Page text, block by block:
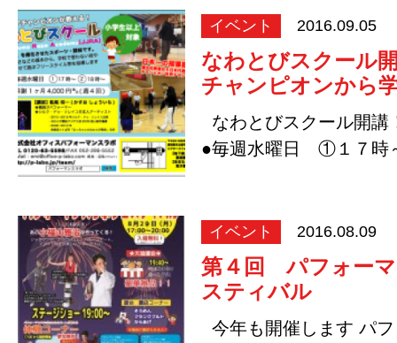
イベント 2016.09.05
なわとびスクール
チャンピオンから
なわとびスクール開
●毎週水曜日 ①１７時
イベント 2016.08.09
第４回 パフォー
スティバル
今年も開催します パ